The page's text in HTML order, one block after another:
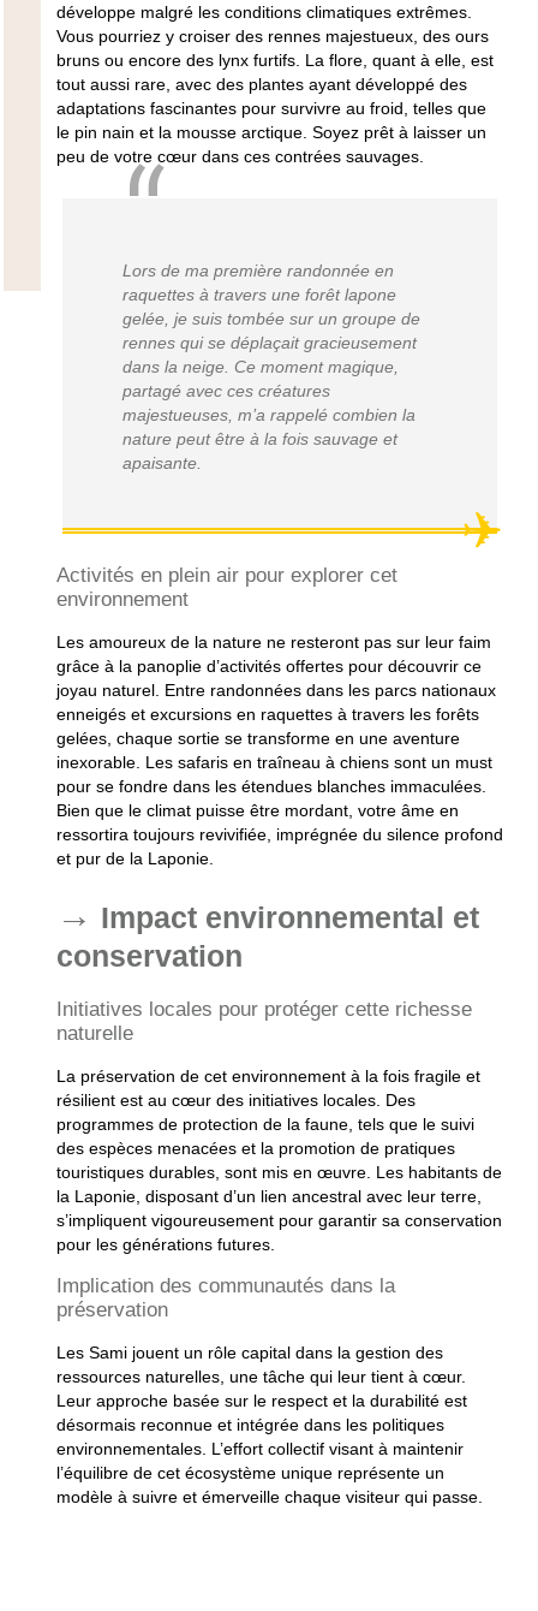
développe malgré les conditions climatiques extrêmes.
Vous pourriez y croiser des rennes majestueux, des ours
bruns ou encore des lynx furtifs. La flore, quant à elle, est
tout aussi rare, avec des plantes ayant développé des
adaptations fascinantes pour survivre au froid, telles que
le pin nain et la mousse arctique. Soyez prêt à laisser un
peu de votre cœur dans ces contrées sauvages.
Lors de ma première randonnée en
raquettes à travers une forêt lapone
gelée, je suis tombée sur un groupe de
rennes qui se déplaçait gracieusement
dans la neige. Ce moment magique,
partagé avec ces créatures
majestueuses, m’a rappelé combien la
nature peut être à la fois sauvage et
apaisante.
Activités en plein air pour explorer cet
environnement
Les amoureux de la nature ne resteront pas sur leur faim
grâce à la panoplie d’activités offertes pour découvrir ce
joyau naturel. Entre randonnées dans les parcs nationaux
enneigés et excursions en raquettes à travers les forêts
gelées, chaque sortie se transforme en une aventure
inexorable. Les safaris en traîneau à chiens sont un must
pour se fondre dans les étendues blanches immaculées.
Bien que le climat puisse être mordant, votre âme en
ressortira toujours revivifiée, imprégnée du silence profond
et pur de la Laponie.
Impact environnemental et
conservation
Initiatives locales pour protéger cette richesse
naturelle
La préservation de cet environnement à la fois fragile et
résilient est au cœur des initiatives locales. Des
programmes de protection de la faune, tels que le suivi
des espèces menacées et la promotion de pratiques
touristiques durables, sont mis en œuvre. Les habitants de
la Laponie, disposant d’un lien ancestral avec leur terre,
s’impliquent vigoureusement pour garantir sa conservation
pour les générations futures.
Implication des communautés dans la
préservation
Les Sami jouent un rôle capital dans la gestion des
ressources naturelles, une tâche qui leur tient à cœur.
Leur approche basée sur le respect et la durabilité est
désormais reconnue et intégrée dans les politiques
environnementales. L’effort collectif visant à maintenir
l’équilibre de cet écosystème unique représente un
modèle à suivre et émerveille chaque visiteur qui passe.